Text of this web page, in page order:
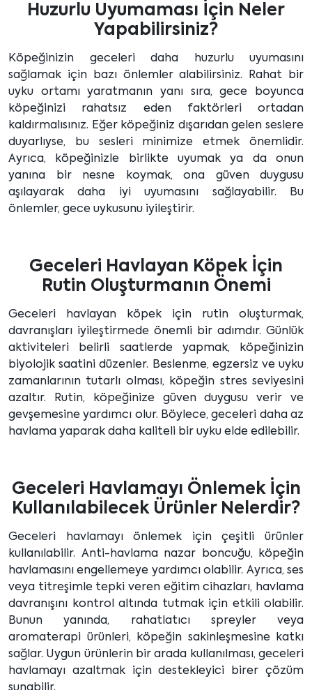
Huzurlu Uyumaması İçin Neler
Yapabilirsiniz?
Köpeğinizin geceleri daha huzurlu uyumasını
sağlamak için bazı önlemler alabilirsiniz. Rahat bir
uyku ortamı yaratmanın yanı sıra, gece boyunca
köpeğinizi rahatsız eden faktörleri ortadan
kaldırmalısınız. Eğer köpeğiniz dışarıdan gelen seslere
duyarlıyse, bu sesleri minimize etmek önemlidir.
Ayrıca, köpeğinizle birlikte uyumak ya da onun
yanına bir nesne koymak, ona güven duygusu
aşılayarak daha iyi uyumasını sağlayabilir. Bu
önlemler, gece uykusunu iyileştirir.
Geceleri Havlayan Köpek İçin
Rutin Oluşturmanın Önemi
Geceleri havlayan köpek için rutin oluşturmak,
davranışları iyileştirmede önemli bir adımdır. Günlük
aktiviteleri belirli saatlerde yapmak, köpeğinizin
biyolojik saatini düzenler. Beslenme, egzersiz ve uyku
zamanlarının tutarlı olması, köpeğin stres seviyesini
azaltır. Rutin, köpeğinize güven duygusu verir ve
gevşemesine yardımcı olur. Böylece, geceleri daha az
havlama yaparak daha kaliteli bir uyku elde edilebilir.
Geceleri Havlamayı Önlemek İçin
Kullanılabilecek Ürünler Nelerdir?
Geceleri havlamayı önlemek için çeşitli ürünler
kullanılabilir. Anti-havlama nazar boncuğu, köpeğin
havlamasını engellemeye yardımcı olabilir. Ayrıca, ses
veya titreşimle tepki veren eğitim cihazları, havlama
davranışını kontrol altında tutmak için etkili olabilir.
Bunun yanında, rahatlatıcı spreyler veya
aromaterapi ürünleri, köpeğin sakinleşmesine katkı
sağlar. Uygun ürünlerin bir arada kullanılması, geceleri
havlamayı azaltmak için destekleyici birer çözüm